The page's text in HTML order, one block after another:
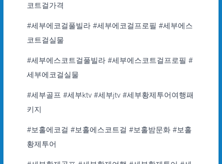
코트걸가격
#세부에코걸풀빌라 #세부에코걸프로필 #세부에스
코트걸실물
#세부에스코트걸풀빌라 #세부에스코트걸프로필 #
세부에코걸실물
#세부골프 #세부ktv #세부jtv #세부황제투어여행패
키지
#보홀에코걸 #보홀에스코트걸 #보홀밤문화 #보홀
황제투어